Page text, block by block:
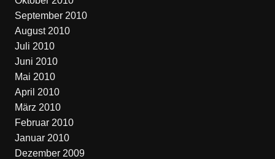
September 2010
August 2010
Juli 2010
Juni 2010
Mai 2010
April 2010
März 2010
Februar 2010
Januar 2010
Dezember 2009